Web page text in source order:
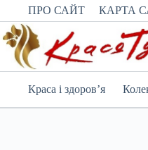
Перейти
вмісту
ПРО САЙТ КАРТА
Краса і здоров’я